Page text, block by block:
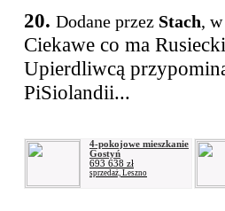
20. Dodane przez Stach,
Ciekawe co ma
Upierdliwcą
PiSiolandii...
4-pokojowe mieszkanie
Gostyń
693 638 zł
sprzedaż, Leszno